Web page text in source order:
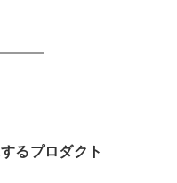
るプロダクト